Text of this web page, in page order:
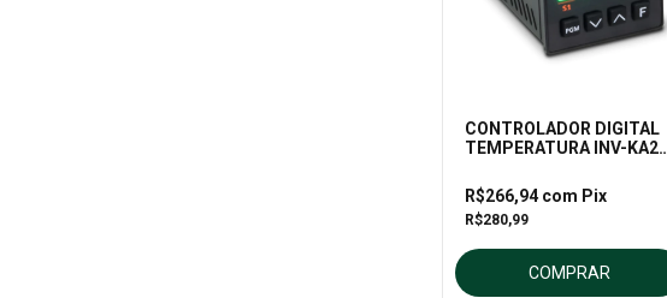
CONTROLADOR DIGITAL
TEMPERATURA INV-KA2-
40003/RRS/M -INV
40003/RSS/M)
R$280,99
R$266,94 com Pix
COMPRAR